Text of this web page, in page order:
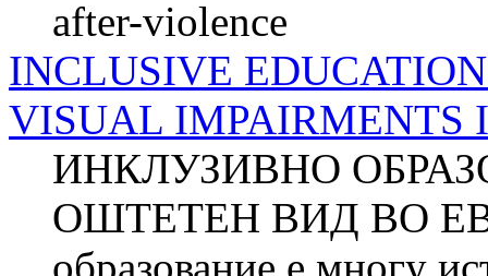
after-violence
INCLUSIVE
VISUAL IMPAIRMENTS
ИНКЛУЗИВНО
ОШТЕТЕН ВИД ВО
образование е многу